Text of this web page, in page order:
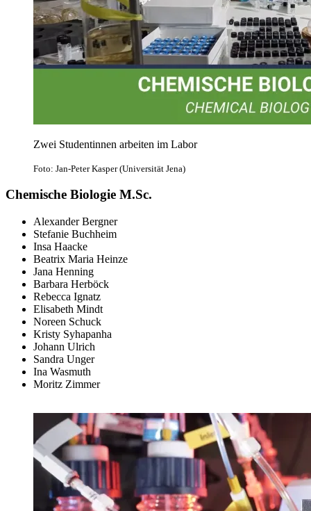
Zwei Studentinnen arbeiten im Labor
Foto: Jan-Peter Kasper (Universität Jena)
Chemische Biologie M.Sc.
Alexander Bergner
Stefanie Buchheim
Insa Haacke
Beatrix Maria Heinze
Jana Henning
Barbara Herböck
Rebecca Ignatz
Elisabeth Mindt
Noreen Schuck
Kristy Syhapanha
Johann Ulrich
Sandra Unger
Ina Wasmuth
Moritz Zimmer